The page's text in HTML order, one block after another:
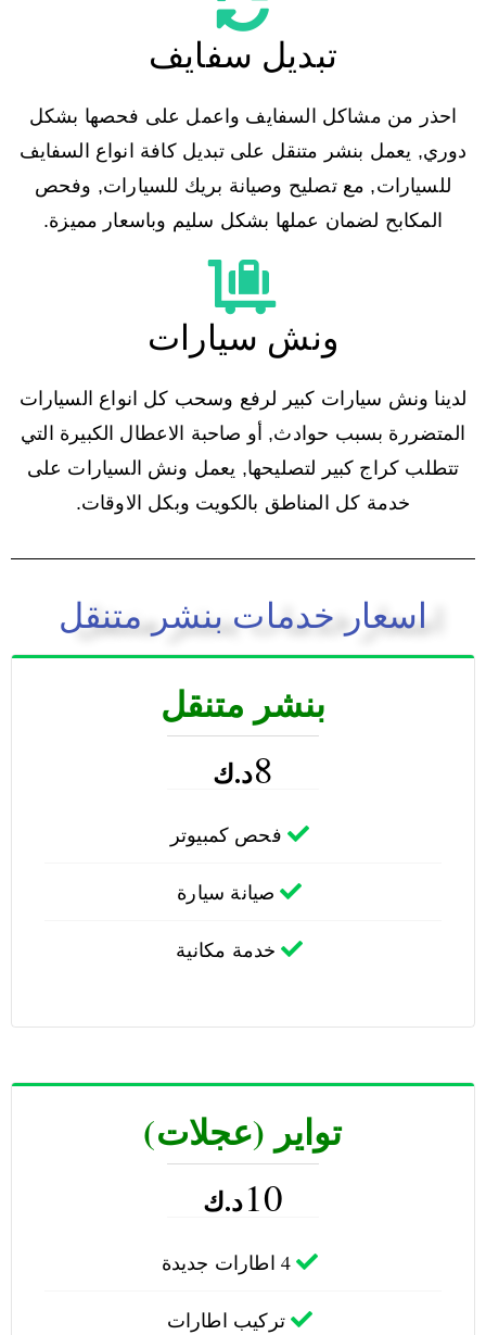
تبديل سفايف
احذر من مشاكل السفايف واعمل على فحصها بشكل
دوري, يعمل بنشر متنقل على تبديل كافة انواع السفايف
للسيارات, مع تصليح وصيانة بريك للسيارات, وفحص
المكابح لضمان عملها بشكل سليم وباسعار مميزة.
ونش سيارات
لدينا ونش سيارات كبير لرفع وسحب كل انواع السيارات
المتضررة بسبب حوادث, أو صاحبة الاعطال الكبيرة التي
تتطلب كراج كبير لتصليحها, يعمل ونش السيارات على
خدمة كل المناطق بالكويت وبكل الاوقات.
اسعار خدمات بنشر متنقل
بنشر متنقل
8د.ك
فحص كمبيوتر
صيانة سيارة
خدمة مكانية
تواير (عجلات)
10د.ك
4 اطارات جديدة
تركيب اطارات